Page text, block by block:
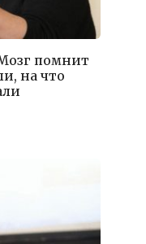
помнит
на что